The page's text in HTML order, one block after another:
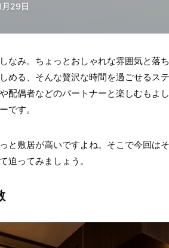
29日
なみ。ちょっとおしゃれな雰囲気と落
める、そんな贅沢な時間を過ごせるス
配偶者などのパートナーと楽しむもよ
です。
と敷居が高いですよね。そこで今回は
迫ってみましょう。